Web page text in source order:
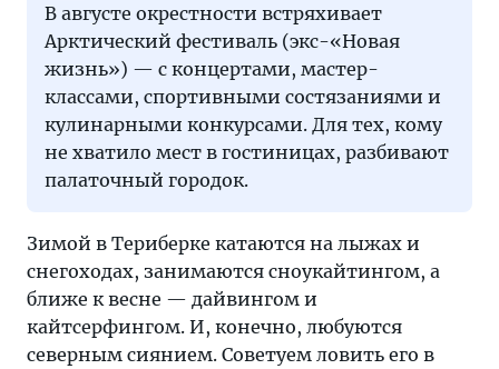
В августе окрестности встряхивает
Арктический фестиваль (экс-«Новая
жизнь») — с концертами, мастер-
классами, спортивными состязаниями и
кулинарными конкурсами. Для тех, кому
не хватило мест в гостиницах, разбивают
палаточный городок.
Зимой в Териберке катаются на лыжах и
снегоходах, занимаются сноукайтингом, а
ближе к весне — дайвингом и
кайтсерфингом. И, конечно, любуются
северным сиянием. Советуем ловить его в